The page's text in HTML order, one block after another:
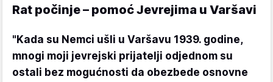
Rat počinje – pomoć Jevrejima u Varšavi
"Kada su Nemci ušli u Varšavu 1939. godine,
mnogi moji jevrejski prijatelji odjednom su
ostali bez mogućnosti da obezbede osnovne